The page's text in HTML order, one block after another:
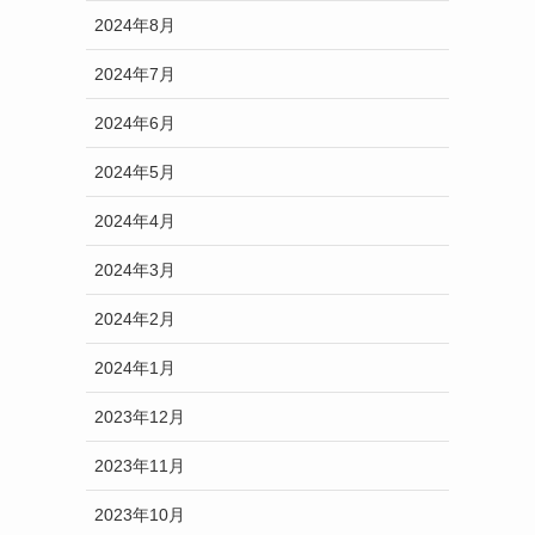
2024年8月
2024年7月
2024年6月
2024年5月
2024年4月
2024年3月
2024年2月
2024年1月
2023年12月
2023年11月
2023年10月